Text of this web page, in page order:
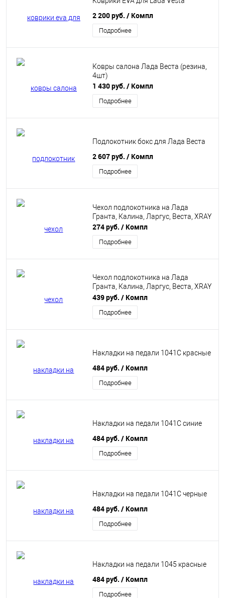
2 200 руб. / Компл
Подробнее
Ковры салона Лада Веста (резина,
4шт)
1 430 руб. / Компл
Подробнее
Подлокотник бокс для Лада Веста
2 607 руб. / Компл
Подробнее
Чехол подлокотника на Лада
Гранта, Калина, Ларгус, Веста, XRAY
274 руб. / Компл
Подробнее
Чехол подлокотника на Лада
Гранта, Калина, Ларгус, Веста, XRAY
в стиле SPORT
439 руб. / Компл
Подробнее
Накладки на педали 1041C красные
484 руб. / Компл
Подробнее
Накладки на педали 1041C синие
484 руб. / Компл
Подробнее
Накладки на педали 1041C черные
484 руб. / Компл
Подробнее
Накладки на педали 1045 красные
484 руб. / Компл
Подробнее